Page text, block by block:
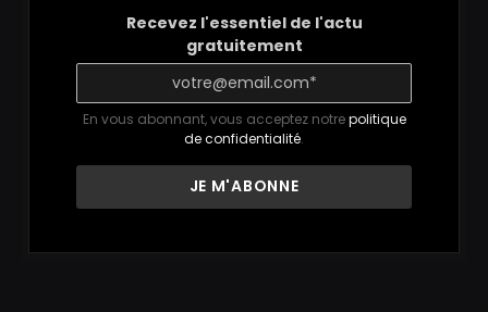
Recevez l'essentiel de l'actu
gratuitement
En vous abonnant, vous acceptez notrepolitique
de confidentialité.